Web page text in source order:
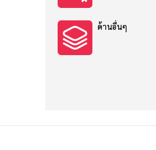
ด้านอื่นๆ